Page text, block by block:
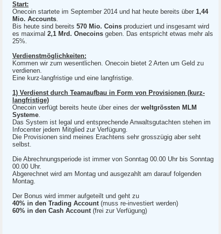
Start:
Onecoin startete im September 2014 und hat heute bereits über 1,44
Mio. Accounts.
Bis heute sind bereits 570 Mio. Coins produziert und insgesamt wird
es maximal 2,1 Mrd. Onecoins geben. Das entspricht etwas mehr als
25%.
Verdienstmöglichkeiten:
Kommen wir zum wesentlichen. Onecoin bietet 2 Arten um Geld zu
verdienen.
Eine kurz-langfristige und eine langfristige.
1) Verdienst durch Teamaufbau in Form von Provisionen (kurz-
langfristige)
Onecoin verfügt bereits heute über eines der weltgrössten MLM
Systeme.
Das System ist legal und entsprechende Anwaltsgutachten stehen im
Infocenter jedem Mitglied zur Verfügung.
Die Provisionen sind meines Erachtens sehr grosszügig aber seht
selbst.
Die Abrechnungsperiode ist immer von Sonntag 00.00 Uhr bis Sonntag
00.00 Uhr.
Abgerechnet wird am Montag und ausgezahlt am darauf folgenden
Montag.
Der Bonus wird immer aufgeteilt und geht zu
40% in den Trading Account(muss re-investiert werden)
60% in den Cash Account(frei zur Verfügung)